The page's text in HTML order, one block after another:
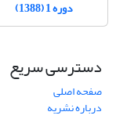
دوره 1 (1388)
دسترسی سریع
صفحه اصلی
درباره نشریه